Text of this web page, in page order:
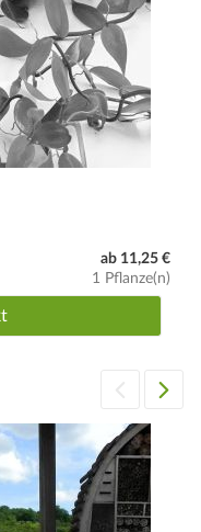
ab 11,25 €
1 Pflanze(n)